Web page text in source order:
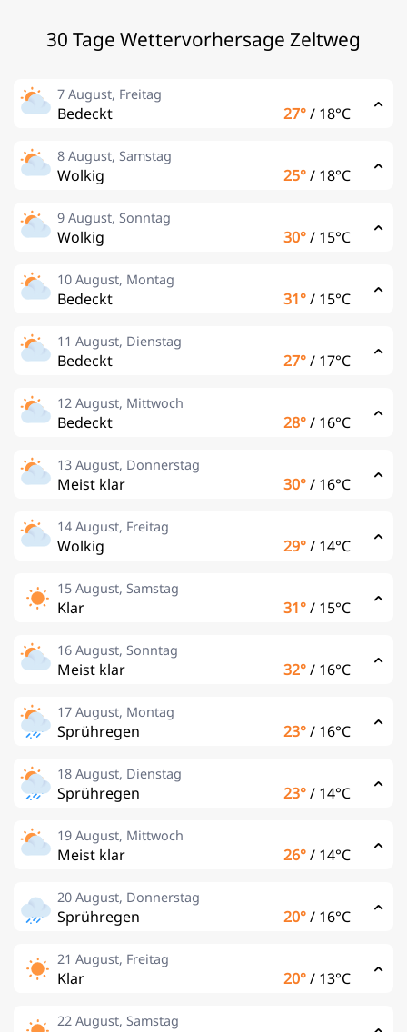
30 Tage Wettervorhersage Zeltweg
7 August, Freitag
Bedeckt 27°/ 18°C
8 August, Samstag
Wolkig 25°/ 18°C
9 August, Sonntag
Wolkig 30°/ 15°C
10 August, Montag
Bedeckt 31°/ 15°C
11 August, Dienstag
Bedeckt 27°/ 17°C
12 August, Mittwoch
Bedeckt 28°/ 16°C
13 August, Donnerstag
Meist klar 30°/ 16°C
14 August, Freitag
Wolkig 29°/ 14°C
15 August, Samstag
Klar 31°/ 15°C
16 August, Sonntag
Meist klar 32°/ 16°C
17 August, Montag
Sprühregen 23°/ 16°C
18 August, Dienstag
Sprühregen 23°/ 14°C
19 August, Mittwoch
Meist klar 26°/ 14°C
20 August, Donnerstag
Sprühregen 20°/ 16°C
21 August, Freitag
Klar 20°/ 13°C
22 August, Samstag